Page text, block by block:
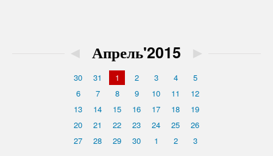
◄ Апрель'2015 ►
30 31 1 2 3 4
5
6
7 8 9 10 11
12
13
14 15 16 17 18
19
20
21 22 23 24 25
26
27
28 29 30 1 2 3